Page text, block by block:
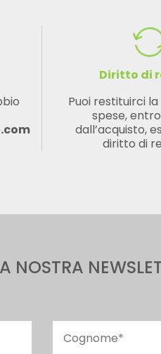
Diritto di
Puoi restituirci
spese,
dall’acquisto,
diritto di
NOSTRA